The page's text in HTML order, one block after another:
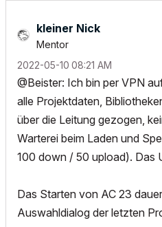
kleiner Nick
Mentor
‎2022-05-10 08:21 AM
@Beister: Ich bin per VPN
alle Projektdaten,
über die Leitung gezogen,
Warterei beim Laden und
100 down / 50 upload). Das
Das Starten von AC 23
Auswahldialog der letzten